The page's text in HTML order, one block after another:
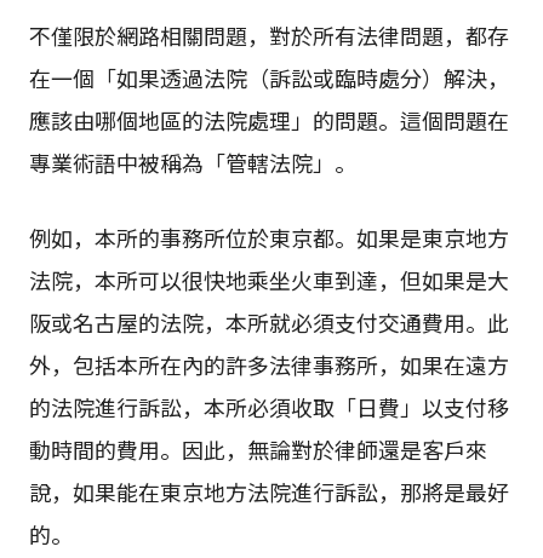
不僅限於網路相關問題，對於所有法律問題，都存
在一個「如果透過法院（訴訟或臨時處分）解決，
應該由哪個地區的法院處理」的問題。這個問題在
專業術語中被稱為「管轄法院」。
例如，本所的事務所位於東京都。如果是東京地方
法院，本所可以很快地乘坐火車到達，但如果是大
阪或名古屋的法院，本所就必須支付交通費用。此
外，包括本所在內的許多法律事務所，如果在遠方
的法院進行訴訟，本所必須收取「日費」以支付移
動時間的費用。因此，無論對於律師還是客戶來
說，如果能在東京地方法院進行訴訟，那將是最好
的。